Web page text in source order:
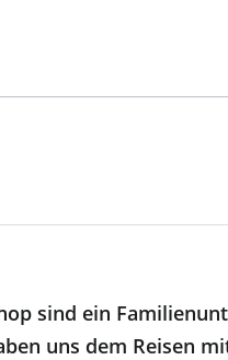
sind ein
uns dem Reisen